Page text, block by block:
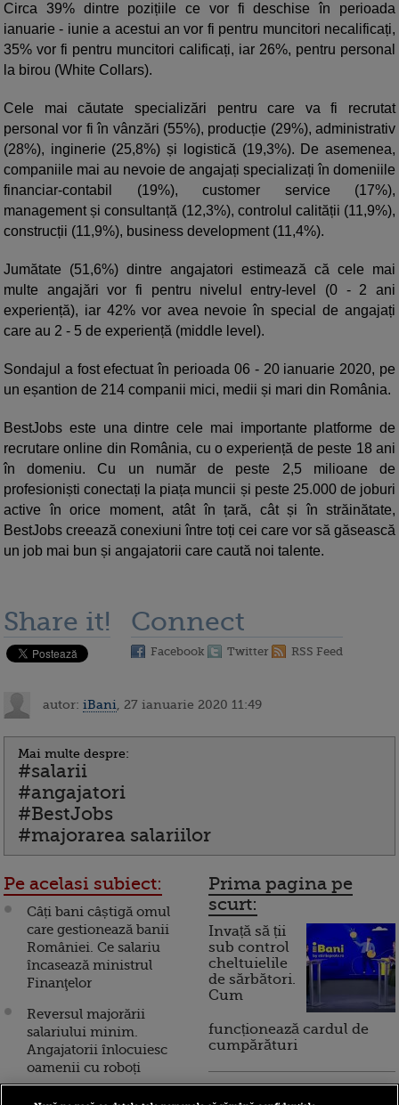
Circa 39% dintre pozițiile ce vor fi deschise în perioada
ianuarie - iunie a acestui an vor fi pentru muncitori necalificați,
35% vor fi pentru muncitori calificați, iar 26%, pentru personal
la birou (White Collars).
Cele mai căutate specializări pentru care va fi recrutat
personal vor fi în vânzări (55%), producție (29%), administrativ
(28%), inginerie (25,8%) și logistică (19,3%). De asemenea,
companiile mai au nevoie de angajați specializați în domeniile
financiar-contabil (19%), customer service (17%),
management și consultanță (12,3%), controlul calității (11,9%),
construcții (11,9%), business development (11,4%).
Jumătate (51,6%) dintre angajatori estimează că cele mai
multe angajări vor fi pentru nivelul entry-level (0 - 2 ani
experiență), iar 42% vor avea nevoie în special de angajați
care au 2 - 5 de experiență (middle level).
Sondajul a fost efectuat în perioada 06 - 20 ianuarie 2020, pe
un eșantion de 214 companii mici, medii și mari din România.
BestJobs este una dintre cele mai importante platforme de
recrutare online din România, cu o experiență de peste 18 ani
în domeniu. Cu un număr de peste 2,5 milioane de
profesioniști conectați la piața muncii și peste 25.000 de joburi
active în orice moment, atât în țară, cât și în străinătate,
BestJobs creează conexiuni între toți cei care vor să găsească
un job mai bun și angajatorii care caută noi talente.
Share it! Connect
Facebook Twitter RSS Feed
autor: iBani , 27 ianuarie 2020 11:49
Mai multe despre:
#salarii
#angajatori
#BestJobs
#majorarea salariilor
Pe acelasi subiect:
Câți bani câștigă omul
care gestionează banii
României. Ce salariu
încasează ministrul
Finanţelor
Reversul majorării
salariului minim.
Angajatorii înlocuiesc
oamenii cu roboți
Schimbarea locului de
Prima pagina pe
scurt:
Invață să ții
sub control
cheltuielile
de sărbători.
Cum
funcționează cardul de
cumpărături